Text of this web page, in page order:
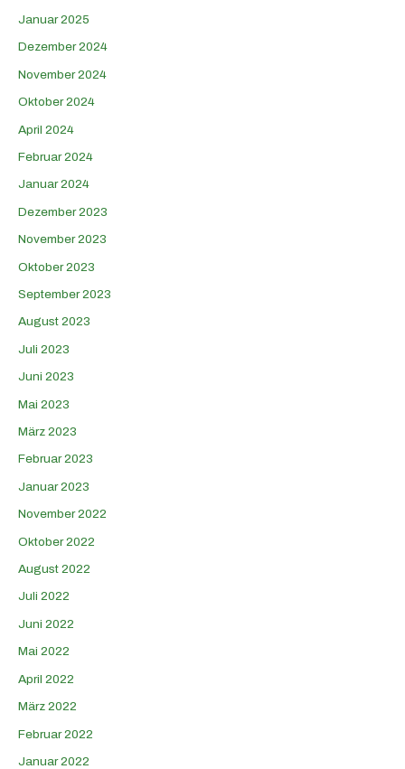
Januar 2025
Dezember 2024
November 2024
Oktober 2024
April 2024
Februar 2024
Januar 2024
Dezember 2023
November 2023
Oktober 2023
September 2023
August 2023
Juli 2023
Juni 2023
Mai 2023
März 2023
Februar 2023
Januar 2023
November 2022
Oktober 2022
August 2022
Juli 2022
Juni 2022
Mai 2022
April 2022
März 2022
Februar 2022
Januar 2022